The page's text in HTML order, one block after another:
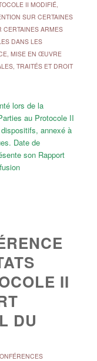
II MODIFIÉ,
SUR CERTAINES
CERTAINES ARMES
DANS LES
, MISE EN ŒUVRE
, TRAITÉS ET DROIT
lors de la
au Protocole II
annexé à
Date de
son Rapport
II
DU